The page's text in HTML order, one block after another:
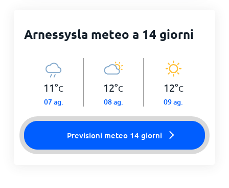
Arnessysla meteo a 14 giorni
11°C
07 ag.
12°C
08 ag.
12°C
09 ag.
Previsioni meteo 14 giorni